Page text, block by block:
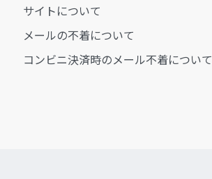
サイトについて
メールの不着について
コンビニ決済時のメール不着について